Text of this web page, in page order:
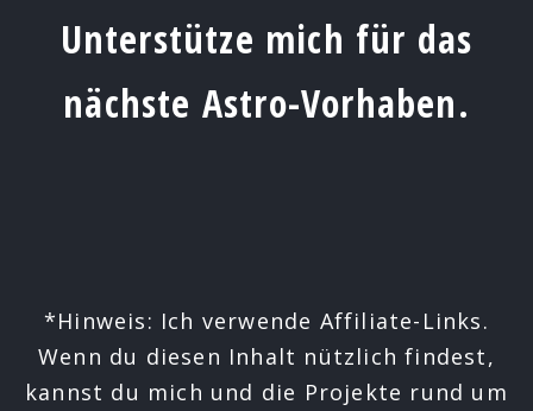
Unterstütze mich für das
nächste Astro-Vorhaben.
*Hinweis: Ich verwende Affiliate-Links.
Wenn du diesen Inhalt nützlich findest,
kannst du mich und die Projekte rund um